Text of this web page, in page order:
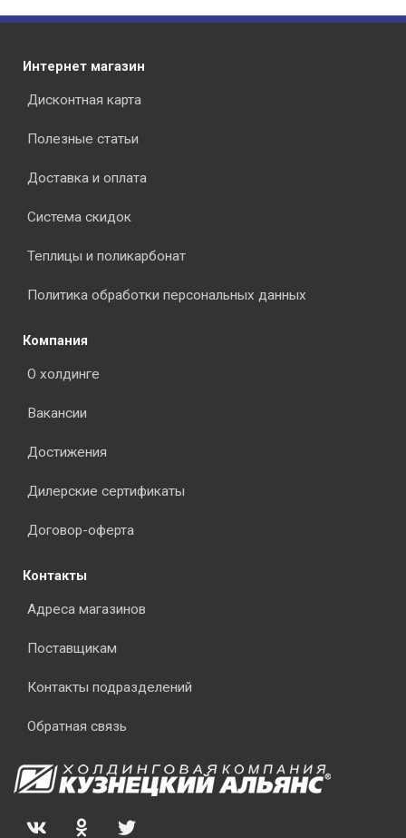
Интернет магазин
Дисконтная карта
Полезные статьи
Доставка и оплата
Система скидок
Теплицы и поликарбонат
Политика обработки персональных данных
Компания
О холдинге
Вакансии
Достижения
Дилерские сертификаты
Договор-оферта
Контакты
Адреса магазинов
Поставщикам
Контакты подразделений
Обратная связь